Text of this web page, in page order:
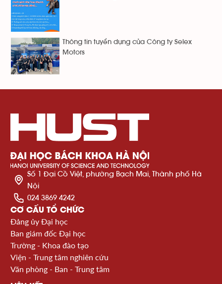
Thông tin tuyển dụng của Công ty Selex
Motors
Số 1 Đại Cồ Việt, phường Bạch Mai, Thành phố Hà
Nội
024 3869 4242
CƠ CẤU TỔ CHỨC
Đảng ủy Đại học
Ban giám đốc Đại học
Trường - Khoa đào tạo
Viện - Trung tâm nghiên cứu
Văn phòng - Ban - Trung tâm